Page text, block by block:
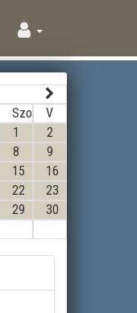
Szo
V
1
2
8
9
15
16
22
23
29
30